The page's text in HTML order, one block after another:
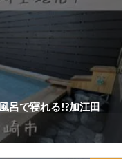
呂で寝れる!?加江田